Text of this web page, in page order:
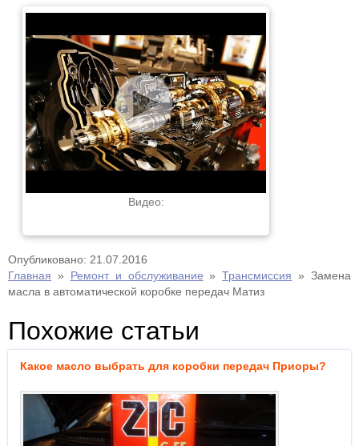
Видео:
Опубликовано: 21.07.2016
Главная » Ремонт и обслуживание »Трансмиссия » Замена
масла в автоматической коробке передач Матиз
Похожие статьи
Какое масло выбрать для коробки передач Приоры?